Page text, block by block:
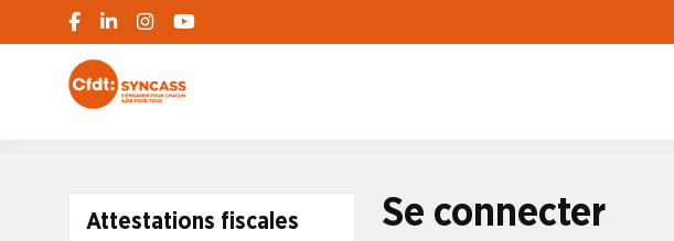
Attestations fiscales Se connecter